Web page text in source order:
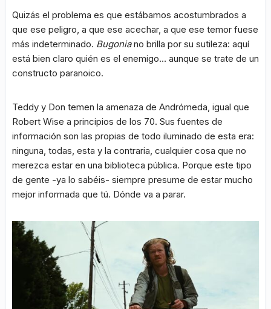
Quizás el problema es que estábamos acostumbrados a
que ese peligro, a que ese acechar, a que ese temor fuese
más indeterminado. Bugoniano brilla por su sutileza: aquí
está bien claro quién es el enemigo… aunque se trate de un
constructo paranoico.
Teddy y Don temen la amenaza de Andrómeda, igual que
Robert Wise a principios de los 70. Sus fuentes de
información son las propias de todo iluminado de esta era:
ninguna, todas, esta y la contraria, cualquier cosa que no
merezca estar en una biblioteca pública. Porque este tipo
de gente -ya lo sabéis- siempre presume de estar mucho
mejor informada que tú. Dónde va a parar.